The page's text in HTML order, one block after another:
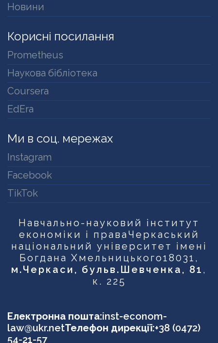
Новини
Корисні посилання
Prometheus
Наукова бібліотека
Coursera
EdEra
Ми в соц. мережах
Instagram
Facebook
TikTok
Навчально-науковий інститут
економіки і права Черкаський
національний університет імені
Богдана Хмельницького18031,
м.Черкаси, бульв.Шевченка, 81 ,
к. 225
Електронна пошта:inst-econom-
law@ukr.netТелефон дирекції:+38 (0472)
54-21-57